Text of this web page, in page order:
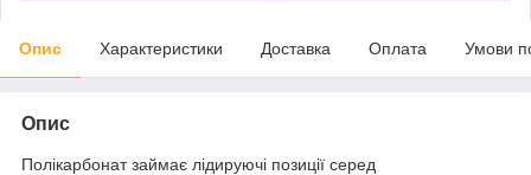
Опис Характеристики Доставка Оплата Умови
Опис
Полікарбонат займає лідируючі позиції серед